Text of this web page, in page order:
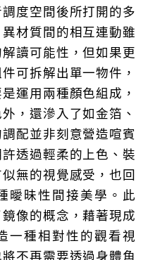
度空間後所打開的多
材質間的相互連動雖
讀可能性，但如果更
可拆解出單一物件，
運用兩種顏色組成，
，還滲入了如金箔、
配並非刻意營造喧賓
透過輕柔的上色、裝
無的視覺感受，也回
曖昧性間接美學。此
像的概念，藉著現成
一種相對性的觀看視
不再需要透過身體角